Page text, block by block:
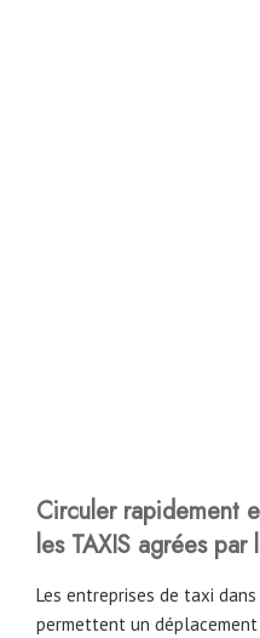
Circuler rapidement
les TAXIS agrées
Les entreprises de taxi
permettent un